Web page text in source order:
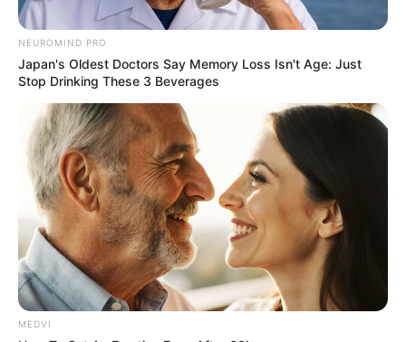
Darcey Corria usando coque e vestido de
noiva.
—Foto/Reprodução
Miss de 21 anos quebra pescoço e é internada às pressas
após acidente
PublicadonoJASBem 24.janeiro.2023. Atualizado
023.
Grupos no WhatsApp |Darcey Corria, eleita a Miss País de Gales
em 2022, sofreu um grave acidente de carro e precisou ser
socorrida às pressas.
NEUROMIND PRO
Japan's Oldest Doctors Say Memory Loss Isn't Age: Just
Stop Drinking These 3 Beverages
MEDVI